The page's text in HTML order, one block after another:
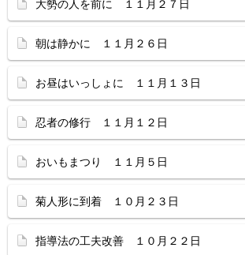
大勢の人を前に １１月２７日
朝は静かに １１月２６日
お昼はいっしょに １１月１３日
忍者の修行 １１月１２日
おいもまつり １１月５日
菊人形に到着 １０月２３日
指導法の工夫改善 １０月２２日